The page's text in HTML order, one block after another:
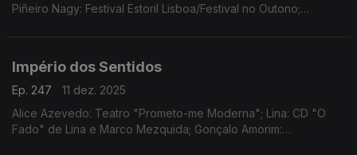
Piñeiro Nagy: Festival Estoril Lisboa/Festival no Outono;
Império dos Sentidos
Ep. 247
11 dez. 2025
Alice Azevedo: Teatro "Prometo-me Moderna"; Lina: CD "O
Fado" de Lina e Marco Mezquida; Gonçalo Amorim: